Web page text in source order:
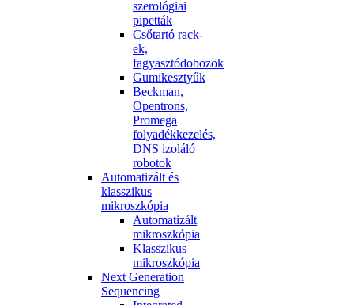
szerológiai
pipetták
Csőtartó rack-
ek,
fagyasztódobozok
Gumikesztyűk
Beckman,
Opentrons,
Promega
folyadékkezelés,
DNS izoláló
robotok
Automatizált és
klasszikus
mikroszkópia
Automatizált
mikroszkópia
Klasszikus
mikroszkópia
Next Generation
Sequencing